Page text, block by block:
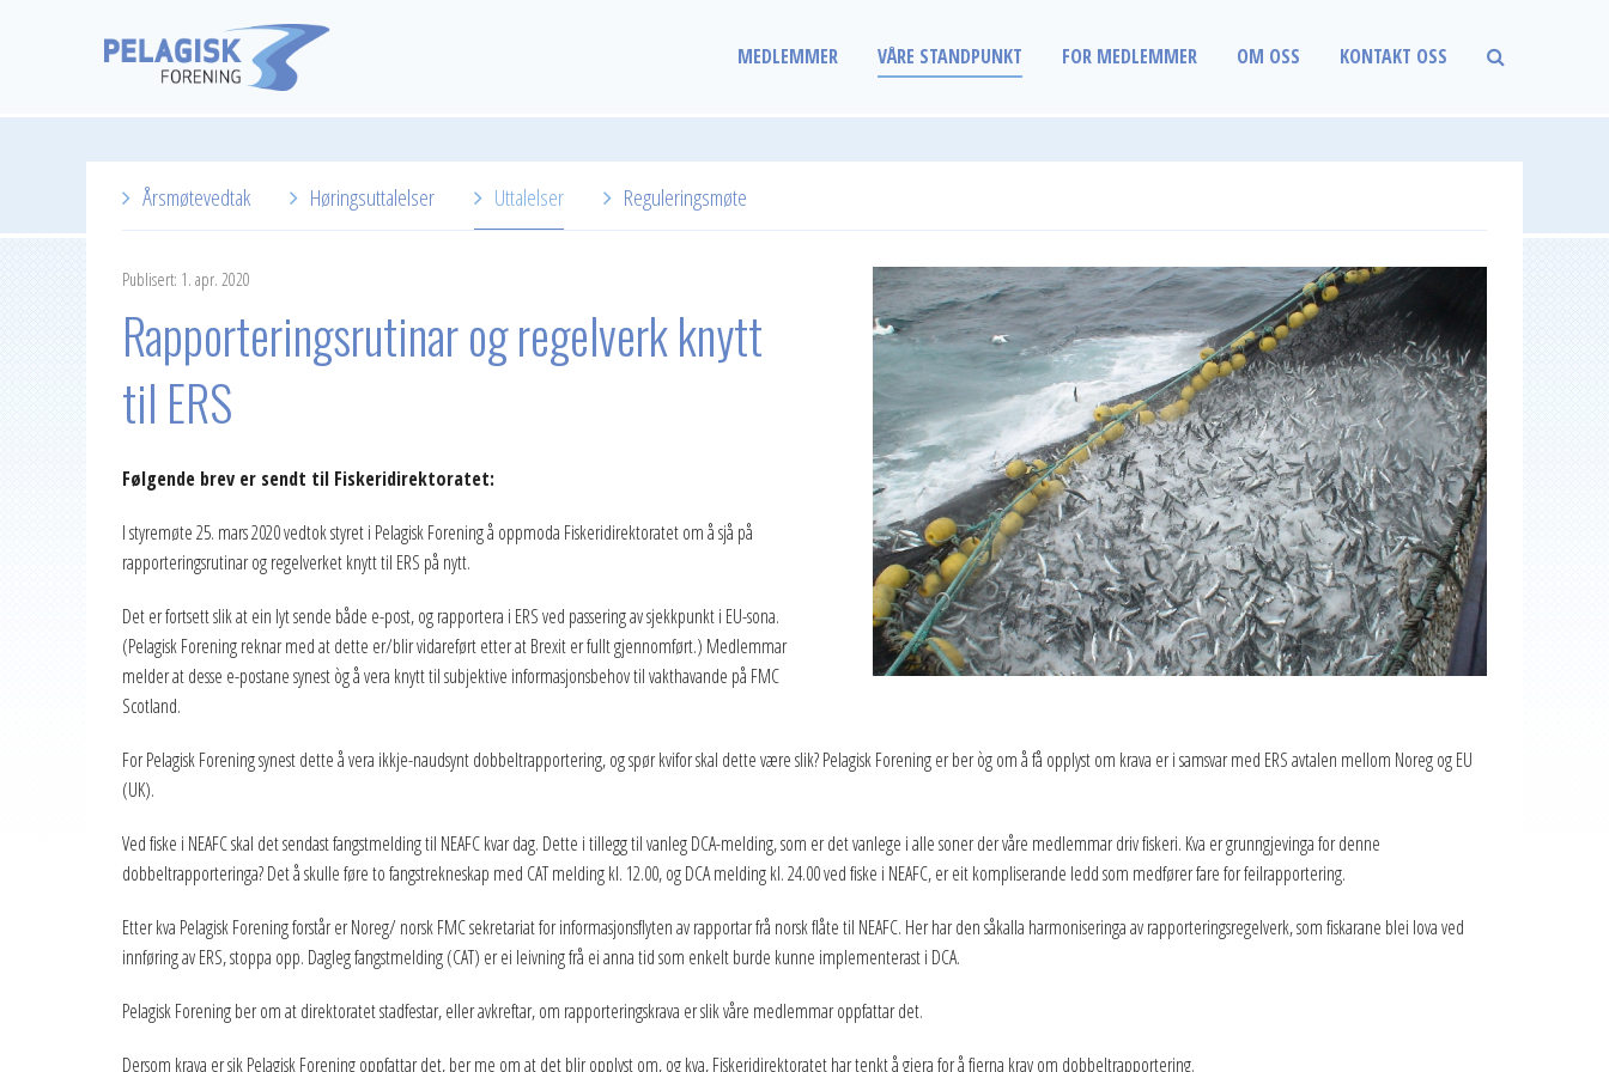
MEDLEMMER VÅRE STANDPUNKT FOR MEDLEMMER OM OSS KONTAKT OSS
Årsmøtevedtak Høringsuttalelser Uttalelser Reguleringsmøte
Publisert: 1. apr. 2020
Rapporteringsrutinar og regelverk knytt
til ERS
Følgende brev er sendt til Fiskeridirektoratet:
I styremøte 25. mars 2020 vedtok styret i Pelagisk Forening å oppmoda Fiskeridirektoratet om å sjå på
rapporteringsrutinar og regelverket knytt til ERS på nytt.
Det er fortsett slik at ein lyt sende både e-post, og rapportera i ERS ved passering av sjekkpunkt i EU-sona.
(Pelagisk Forening reknar med at dette er/blir vidareført etter at Brexit er fullt gjennomført.) Medlemmar
melder at desse e-postane synest òg å vera knytt til subjektive informasjonsbehov til vakthavande på FMC
Scotland.
For Pelagisk Forening synest dette å vera ikkje-naudsynt dobbeltrapportering, og spør kvifor skal dette være slik? Pelagisk Forening er ber òg om å få opplyst om krava er i samsvar med ERS avtalen mellom Noreg og EU
(UK).
Ved fiske i NEAFC skal det sendast fangstmelding til NEAFC kvar dag. Dette i tillegg til vanleg DCA-melding, som er det vanlege i alle soner der våre medlemmar driv fiskeri. Kva er grunngjevinga for denne
dobbeltrapporteringa? Det å skulle føre to fangstrekneskap med CAT melding kl. 12.00, og DCA melding kl. 24.00 ved fiske i NEAFC, er eit kompliserande ledd som medfører fare for feilrapportering.
Etter kva Pelagisk Forening forstår er Noreg/ norsk FMC sekretariat for informasjonsflyten av rapportar frå norsk flåte til NEAFC. Her har den såkalla harmoniseringa av rapporteringsregelverk, som fiskarane blei lova ved
innføring av ERS, stoppa opp. Dagleg fangstmelding (CAT) er ei leivning frå ei anna tid som enkelt burde kunne implementerast i DCA.
Pelagisk Forening ber om at direktoratet stadfestar, eller avkreftar, om rapporteringskrava er slik våre medlemmar oppfattar det.
Dersom krava er sik Pelagisk Forening oppfattar det, ber me om at det blir opplyst om, og kva, Fiskeridirektoratet har tenkt å gjera for å fjerna krav om dobbeltrapportering.